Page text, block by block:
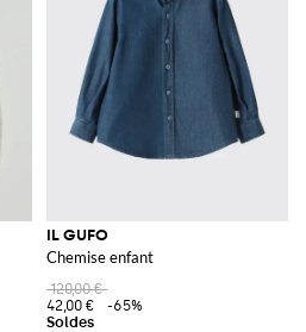
IL GUFO
Chemise enfant
120,00 €
42,00 €
-65%